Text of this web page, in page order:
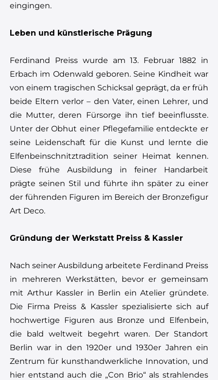
eingingen.
Leben und künstlerische Prägung
Ferdinand Preiss wurde am 13. Februar 1882 in
Erbach im Odenwald geboren. Seine Kindheit war
von einem tragischen Schicksal geprägt, da er früh
beide Eltern verlor – den Vater, einen Lehrer, und
die Mutter, deren Fürsorge ihn tief beeinflusste.
Unter der Obhut einer Pflegefamilie entdeckte er
seine Leidenschaft für die Kunst und lernte die
Elfenbeinschnitztradition seiner Heimat kennen.
Diese frühe Ausbildung in feiner Handarbeit
prägte seinen Stil und führte ihn später zu einer
der führenden Figuren im Bereich der Bronzefigur
Art Deco.
Gründung der Werkstatt Preiss & Kassler
Nach seiner Ausbildung arbeitete Ferdinand Preiss
in mehreren Werkstätten, bevor er gemeinsam
mit Arthur Kassler in Berlin ein Atelier gründete.
Die Firma Preiss & Kassler spezialisierte sich auf
hochwertige Figuren aus Bronze und Elfenbein,
die bald weltweit begehrt waren. Der Standort
Berlin war in den 1920er und 1930er Jahren ein
Zentrum für kunsthandwerkliche Innovation, und
hier entstand auch die „Con Brio“ als strahlendes